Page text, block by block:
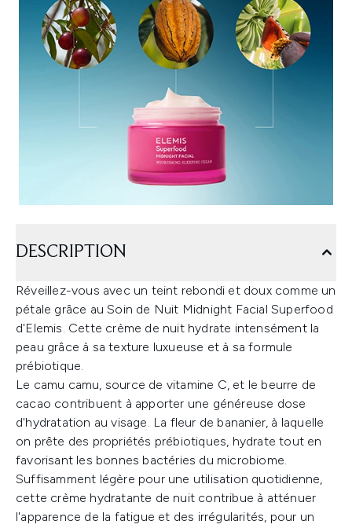
DESCRIPTION
Réveillez-vous avec un teint rebondi et doux comme un
pétale grâce au Soin de Nuit Midnight Facial Superfood
d'Elemis. Cette crème de nuit hydrate intensément la
peau grâce à sa texture luxueuse et à sa formule
prébiotique.
Le camu camu, source de vitamine C, et le beurre de
cacao contribuent à apporter une généreuse dose
d'hydratation au visage. La fleur de bananier, à laquelle
on prête des propriétés prébiotiques, hydrate tout en
favorisant les bonnes bactéries du microbiome.
Suffisamment légère pour une utilisation quotidienne,
cette crème hydratante de nuit contribue à atténuer
l'apparence de la fatigue et des irrégularités, pour un